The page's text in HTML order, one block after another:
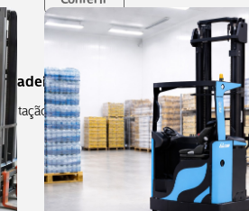
para uma oper...
de materiais é um dos